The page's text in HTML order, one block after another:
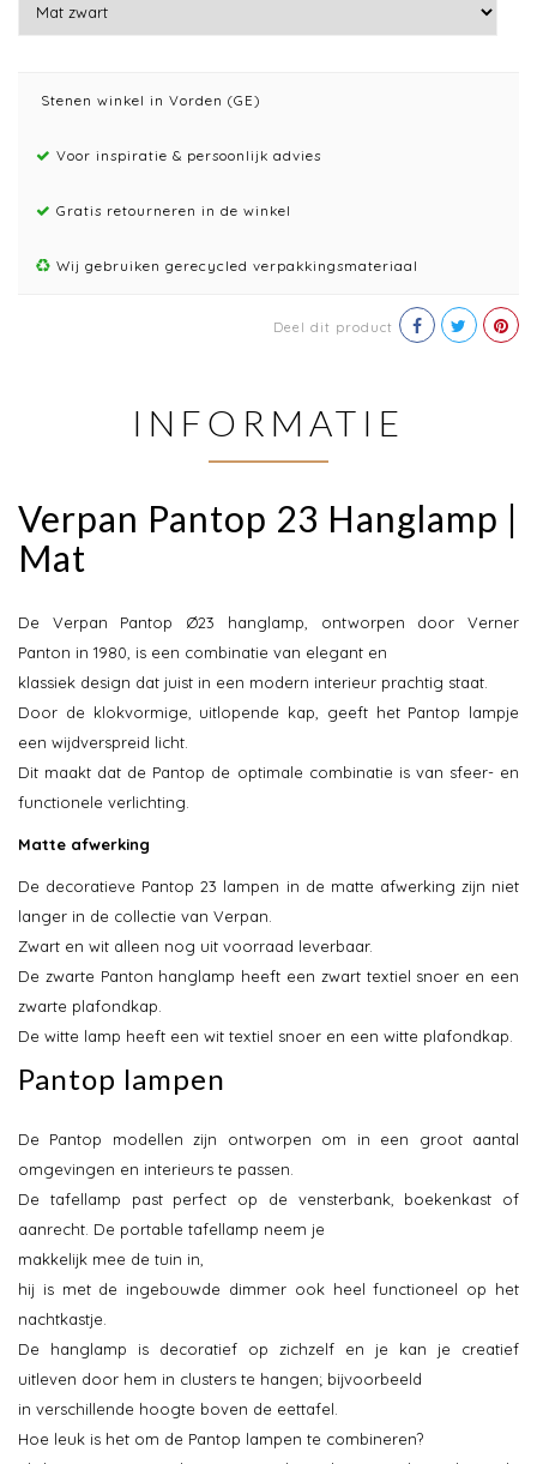
Stenen winkel in Vorden (GE)
Voor inspiratie & persoonlijk advies
Gratis retourneren in de winkel
Wij gebruiken gerecycled verpakkingsmateriaal
Deel dit product
INFORMATIE
Verpan Pantop 23 Hanglamp |
Mat
De Verpan Pantop Ø23 hanglamp, ontworpen door Verner
Panton in 1980, is een combinatie van elegant en
klassiek design dat juist in een modern interieur prachtig staat.
Door de klokvormige, uitlopende kap, geeft het Pantop lampje
een wijdverspreid licht.
Dit maakt dat de Pantop de optimale combinatie is van sfeer- en
functionele verlichting.
Matte afwerking
De decoratieve Pantop 23 lampen in de matte afwerking zijn niet
langer in de collectie van Verpan.
Zwart en wit alleen nog uit voorraad leverbaar.
De zwarte Panton hanglamp heeft een zwart textiel snoer en een
zwarte plafondkap.
De witte lamp heeft een wit textiel snoer en een witte plafondkap.
Pantop lampen
De Pantop modellen zijn ontworpen om in een groot aantal
omgevingen en interieurs te passen.
De tafellamp past perfect op de vensterbank, boekenkast of
aanrecht. De portable tafellamp neem je
makkelijk mee de tuin in,
hij is met de ingebouwde dimmer ook heel functioneel op het
nachtkastje.
De hanglamp is decoratief op zichzelf en je kan je creatief
uitleven door hem in clusters te hangen; bijvoorbeeld
in verschillende hoogte boven de eettafel.
Hoe leuk is het om de Pantop lampen te combineren?